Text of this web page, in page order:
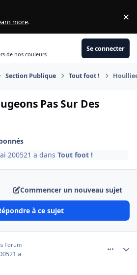
more. ×
de nos couleurs
Se connecter
Section Publique Tout foot !
Pas Sur Des
200521 a dansTout foot !
Commencer un nouveau sujet
à ce sujet
Forum
21 a